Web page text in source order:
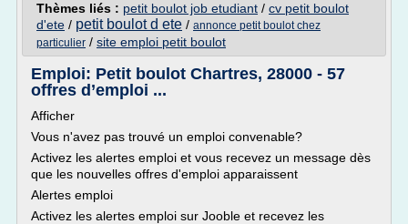
Thèmes liés : petit boulot job etudiant / cv petit boulot
d'ete / petit boulot d ete / annonce petit boulot chez
particulier / site emploi petit boulot
Emploi: Petit boulot Chartres, 28000 - 57
offres d’emploi ...
Afficher
Vous n'avez pas trouvé un emploi convenable?
Activez les alertes emploi et vous recevez un message dès
que les nouvelles offres d'emploi apparaissent
Alertes emploi
Activez les alertes emploi sur Jooble et recevez les